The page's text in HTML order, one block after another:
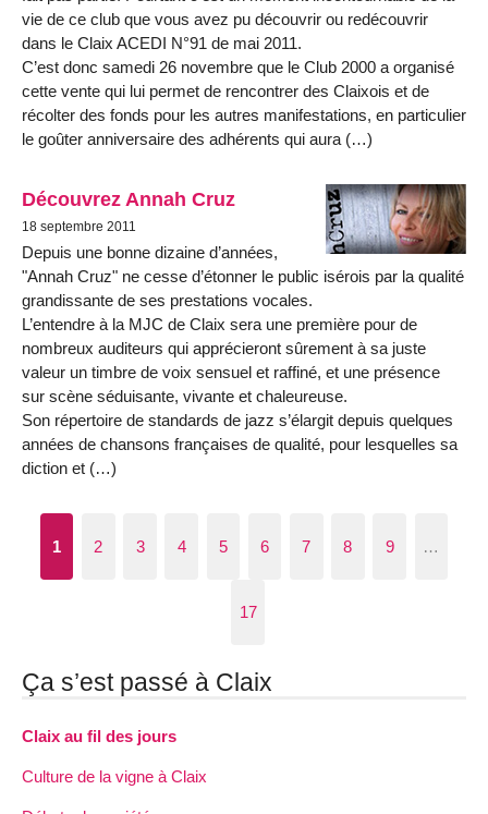
vie de ce club que vous avez pu découvrir ou redécouvrir
dans le Claix ACEDI N°91 de mai 2011.
C’est donc samedi 26 novembre que le Club 2000 a organisé
cette vente qui lui permet de rencontrer des Claixois et de
récolter des fonds pour les autres manifestations, en particulier
le goûter anniversaire des adhérents qui aura (…)
Découvrez Annah Cruz
18 septembre 2011
Depuis une bonne dizaine d’années,
"Annah Cruz" ne cesse d’étonner le public isérois par la qualité
grandissante de ses prestations vocales.
L’entendre à la MJC de Claix sera une première pour de
nombreux auditeurs qui apprécieront sûrement à sa juste
valeur un timbre de voix sensuel et raffiné, et une présence
sur scène séduisante, vivante et chaleureuse.
Son répertoire de standards de jazz s’élargit depuis quelques
années de chansons françaises de qualité, pour lesquelles sa
diction et (…)
1 2 3 4 5 6 7 8 9 …
17
Ça s’est passé à Claix
Claix au fil des jours
Culture de la vigne à Claix